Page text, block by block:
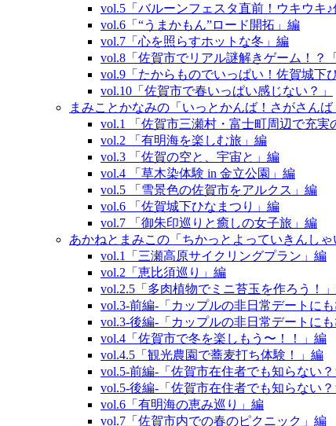
vol.5「バルーンフェスタ直前！ウキウキ
vol.6「“うまかもん”ロード開拓」編
vol.7「心を照らすホットな冬」編
vol.8「佐賀市でリアル謎解きゲーム！？
vol.9「たからものでいっぱい！佐賀城下
vol.10「佐賀市で春いっぱい感じない？」
まみことかなみの「いっとかんば！さがさんば
vol.1 「佐賀市三瀬村・富士町周辺で充実
vol.2 「有明海を楽しむ旅」編
vol.3 「佐賀の空と、宇宙と」編
vol.4 「草木染体験 in 金立公園」編
vol.5 「雪景色の佐賀市をアルクス」編
vol.6 「佐賀城下ひなまつり」編
vol.7 「御朱印巡りと癒しの女子旅」編
あかねとまみこの「ちかっとよっていきんしゃ
vol.1「三瀬高原サイクリングプラン」編
vol.2「恵比須巡り」編
vol.2.5「多肉植物でミニ苔玉を作ろう！
vol.3‐前編‐「カップルの非日常デートに
vol.3‐後編‐「カップルの非日常デートに
vol.4「佐賀市で冬を楽しもう〜！！」編
vol.4.5「観光農園で蕎麦打ち体験！」編
vol.5‐前編‐「佐賀市在住者でも知らない
vol.5‐後編‐「佐賀市在住者でも知らない
vol.6「有明海の恵み巡り」編
vol.7「佐賀市内での春のピクニック」編